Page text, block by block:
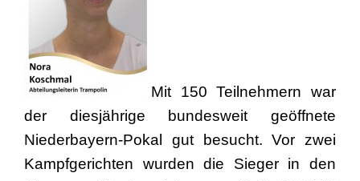
Mit 150 Teilnehmern war
der diesjährige bundesweit geöffnete
Niederbayern-Pokal gut besucht. Vor zwei
Kampfgerichten wurden die Sieger in den